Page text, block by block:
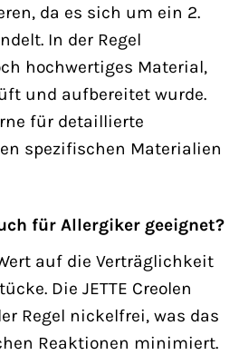
da es sich um ein 2.
In der Regel
hochwertiges Material,
und aufbereitet wurde.
für detaillierte
spezifischen Materialien
für Allergiker geeignet?
auf die Verträglichkeit
Die JETTE Creolen
Regel nickelfrei, was das
Reaktionen minimiert.